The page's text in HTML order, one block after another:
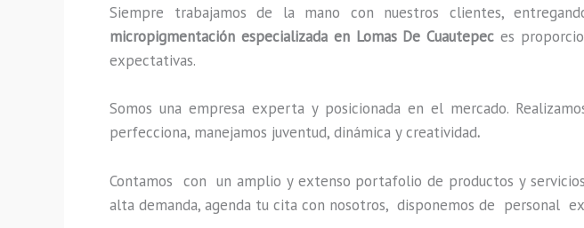
Siempre trabajamos de la mano con nuestros clientes,
micropigmentación especializadaen Lomas De Cuautepeces
expectativas.
Somos una empresa experta y posicionada en el mercado.
perfecciona, manejamos juventud, dinámica y creatividad.
Contamos con un amplio y extenso portafolio de productos y
alta demanda, agenda tu cita con nosotros, disponemos de personal